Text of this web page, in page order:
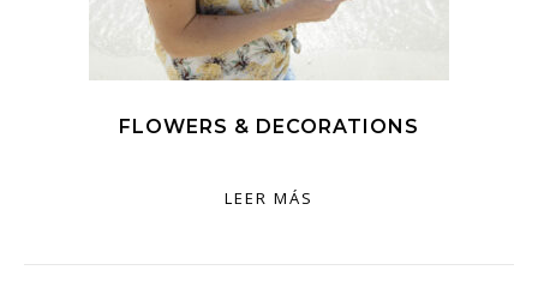
FLOWERS & DECORATIONS
LEER MÁS